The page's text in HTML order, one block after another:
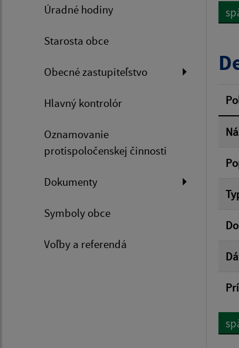
Úradné hodiny
Starosta obce
Obecné zastupiteľstvo
Hlavný kontrolór
Oznamovanie
protispoločenskej činnosti
Dokumenty
Symboly obce
Voľby a referendá